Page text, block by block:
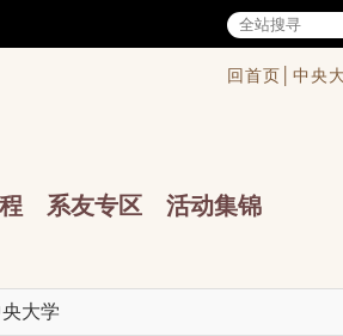
回首页│ 中央
系友专区 活动集锦
大学